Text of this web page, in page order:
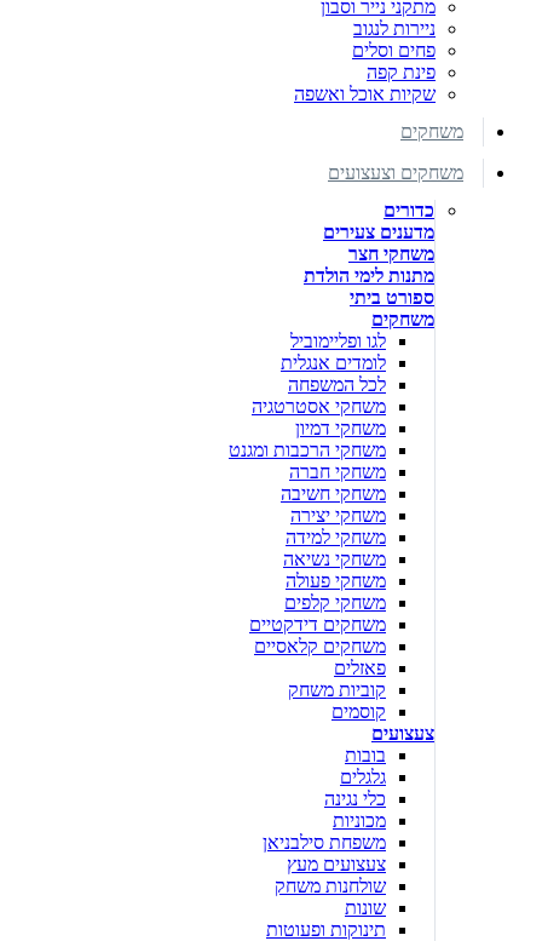
מתקני נייר וסבון
ניירות לנגוב
פחים וסלים
פינת קפה
שקיות אוכל ואשפה
משחקים
משחקים וצעצועים
כדורים
מדענים צעירים
משחקי חצר
מתנות לימי הולדת
ספורט ביתי
משחקים
לגו ופליימוביל
לומדים אנגלית
לכל המשפחה
משחקי אסטרטגיה
משחקי דמיון
משחקי הרכבות ומגנט
משחקי חברה
משחקי חשיבה
משחקי יצירה
משחקי למידה
משחקי נשיאה
משחקי פעולה
משחקי קלפים
משחקים דידקטיים
משחקים קלאסיים
פאזלים
קוביות משחק
קוסמים
צעצועים
בובות
גלגלים
כלי נגינה
מכוניות
משפחת סילבניאן
צעצועים מעץ
שולחנות משחק
שונות
תינוקות ופעוטות